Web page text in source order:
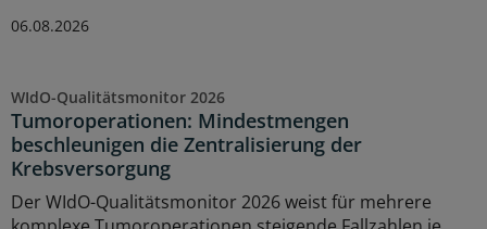
06.08.2026
WIdO-Qualitätsmonitor 2026
Tumoroperationen: Mindestmengen
beschleunigen die Zentralisierung der
Krebsversorgung
Der WIdO-Qualitätsmonitor 2026 weist für mehrere